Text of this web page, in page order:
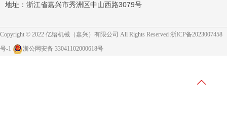
地址：浙江省嘉兴市秀洲区中山西路3079号
Copyright © 2022 亿缙机械（嘉兴）有限公司 All Rights Reserved 浙ICP备2023007458
号-1
浙公网安备 33041102000618号
